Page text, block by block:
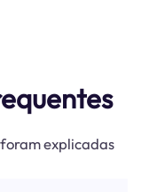
explicadas